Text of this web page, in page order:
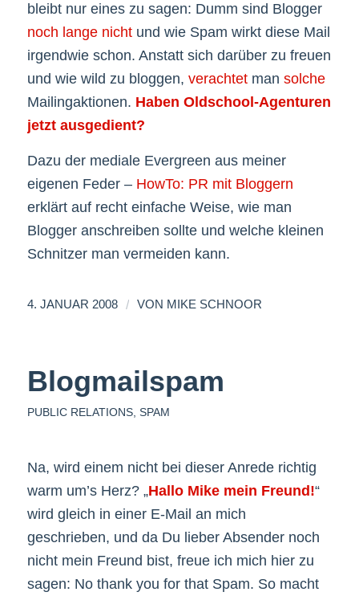
bleibt nur eines zu sagen: Dumm sind Blogger
noch lange nichtund wie Spam wirkt diese Mail
irgendwie schon. Anstatt sich darüber zu freuen
und wie wild zu bloggen, verachtetman solche
Mailingaktionen. Haben Oldschool-Agenturen
jetzt ausgedient?
Dazu der mediale Evergreen aus meiner
eigenen Feder – HowTo: PR mit Bloggern
erklärt auf recht einfache Weise, wie man
Blogger anschreiben sollte und welche kleinen
Schnitzer man vermeiden kann.
4. JANUAR 2008 / VON MIKE SCHNOOR
Blogmailspam
PUBLIC RELATIONS, SPAM
Na, wird einem nicht bei dieser Anrede richtig
warm um’s Herz? „Hallo Mike mein Freund!“
wird gleich in einer E-Mail an mich
geschrieben, und da Du lieber Absender noch
nicht mein Freund bist, freue ich mich hier zu
sagen: No thank you for that Spam. So macht